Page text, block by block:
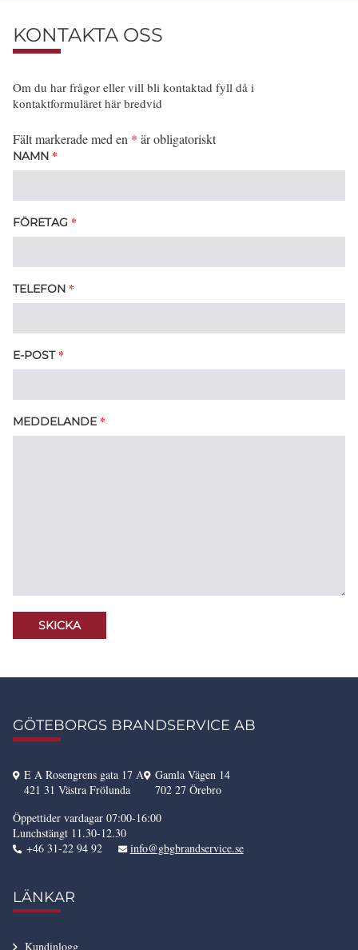
KONTAKTA OSS
Om du har frågor eller vill bli kontaktad fyll då i
kontaktformuläret här bredvid
Fält markerade med en * är obligatoriskt
NAMN *
FÖRETAG *
TELEFON *
E-POST *
MEDDELANDE *
GÖTEBORGS BRANDSERVICE AB
E A Rosengrens gata 17 A
421 31 Västra Frölunda
Gamla Vägen 14
702 27 Örebro
Öppettider vardagar 07:00-16:00
Lunchstängt 11.30-12.30
+46 31-22 94 92
info@gbgbrandservice.se
LÄNKAR
Kundinlogg